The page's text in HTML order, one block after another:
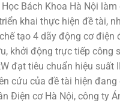
Bách Khoa Hà Nội làm
khai thực hiện đề tài,
tạo 4 dãy động cơ điện
khởi động trực tiếp công
đạt tiêu chuẩn hiệu suất
của đề tài hiện đang
Điện cơ Hà Nội, công ty